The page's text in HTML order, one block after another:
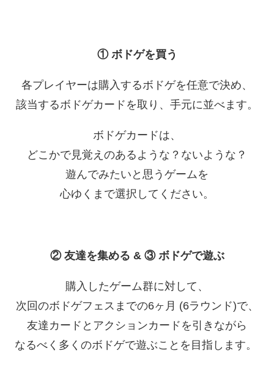
① ボドゲを買う
各プレイヤーは購入するボドゲを任意で決め、
該当するボドゲカードを取り、手元に並べます。
ボドゲカードは、
どこかで見覚えのあるような？ないような？
遊んでみたいと思うゲームを
心ゆくまで選択してください。
② 友達を集める & ③ ボドゲで遊ぶ
購入したゲーム群に対して、
次回のボドゲフェスまでの6ヶ月 (6ラウンド)で、
友達カードとアクションカードを引きながら
なるべく多くのボドゲで遊ぶことを目指します。